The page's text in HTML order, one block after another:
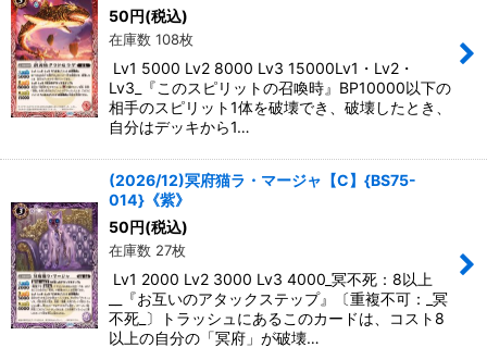
50 円(税込)
在庫数 108枚
Lv1 5000 Lv2 8000 Lv3 15000Lv1・Lv2・
Lv3_『このスピリットの召喚時』BP10000以下の
相手のスピリット1体を破壊でき、破壊したとき、
自分はデッキから1…
(2026/12)冥府猫ラ・マージャ【C】{BS75-
014}《紫》
50 円(税込)
在庫数 27枚
Lv1 2000 Lv2 3000 Lv3 4000_冥不死：8以上
__『お互いのアタックステップ』〔重複不可：_冥
不死_〕トラッシュにあるこのカードは、コスト8
以上の自分の「冥府」が破壊…